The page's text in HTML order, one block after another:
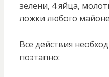
зелени, 4 яйца,
ложки любого
Все действия
поэтапно: